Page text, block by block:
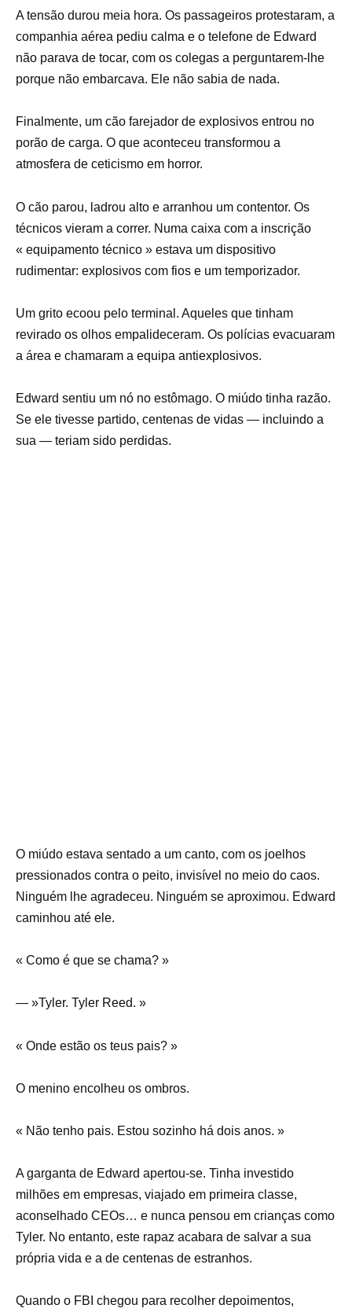
A tensão durou meia hora. Os passageiros protestaram, a
companhia aérea pediu calma e o telefone de Edward
não parava de tocar, com os colegas a perguntarem-lhe
porque não embarcava. Ele não sabia de nada.
Finalmente, um cão farejador de explosivos entrou no
porão de carga. O que aconteceu transformou a
atmosfera de ceticismo em horror.
O cão parou, ladrou alto e arranhou um contentor. Os
técnicos vieram a correr. Numa caixa com a inscrição
« equipamento técnico » estava um dispositivo
rudimentar: explosivos com fios e um temporizador.
Um grito ecoou pelo terminal. Aqueles que tinham
revirado os olhos empalideceram. Os polícias evacuaram
a área e chamaram a equipa antiexplosivos.
Edward sentiu um nó no estômago. O miúdo tinha razão.
Se ele tivesse partido, centenas de vidas — incluindo a
sua — teriam sido perdidas.
O miúdo estava sentado a um canto, com os joelhos
pressionados contra o peito, invisível no meio do caos.
Ninguém lhe agradeceu. Ninguém se aproximou. Edward
caminhou até ele.
« Como é que se chama? »
— »Tyler. Tyler Reed. »
« Onde estão os teus pais? »
O menino encolheu os ombros.
« Não tenho pais. Estou sozinho há dois anos. »
A garganta de Edward apertou-se. Tinha investido
milhões em empresas, viajado em primeira classe,
aconselhado CEOs… e nunca pensou em crianças como
Tyler. No entanto, este rapaz acabara de salvar a sua
própria vida e a de centenas de estranhos.
Quando o FBI chegou para recolher depoimentos,